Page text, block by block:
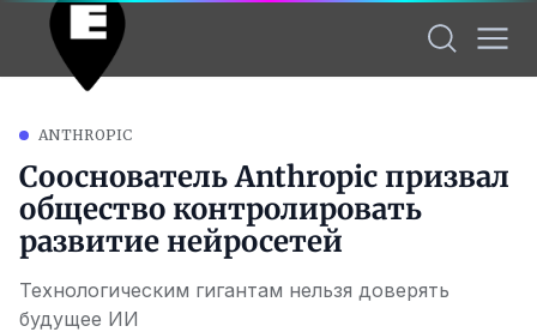
ANTHROPIC
Сооснователь Anthropic призвал
общество контролировать
развитие нейросетей
Технологическим гигантам нельзя доверять
будущее ИИ